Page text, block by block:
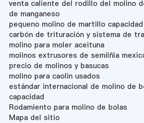
venta caliente del rodillo del molino
de manganeso
pequeno molino de martillo capacidad
carbón de trituración y sistema de
molino para moler aceituna
molinos extrusores de semilñla
precio de molinos y basucas
molino para caolin usados
estándar internacional de molino de
capacidad
Rodamiento para molino de bolas
Mapa del sitio